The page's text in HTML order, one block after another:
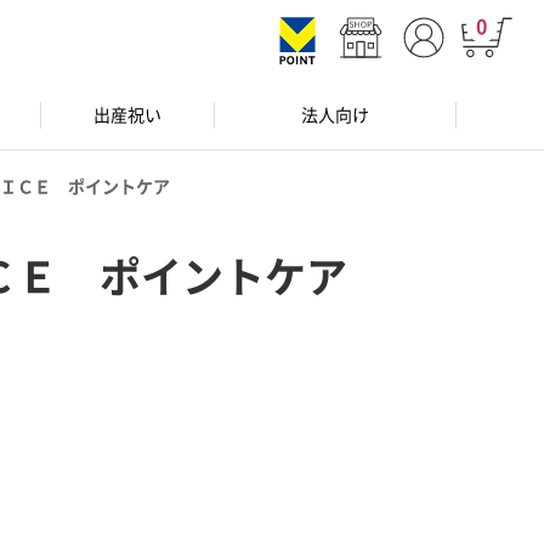
0
出産祝い 法人向け
ＣＥ ポイントケア
Ｅ ポイントケア